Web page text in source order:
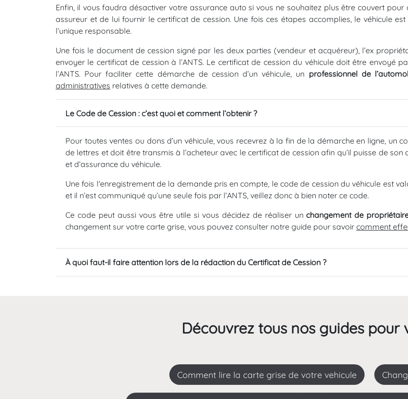
Enfin, il vous faudra désactiver votre assurance auto si vous ne souhaitez plus être couvert
assureur et de lui fournir le certificat de cession. Une fois ces étapes accomplies, le véhicule
l’unique responsable.
Une fois le document de cession signé par les deux parties (vendeur et acquéreur), l’ex
envoyer le certificat de cession à l’ANTS. Le certificat de cession du véhicule doit être envoyé
l’ANTS. Pour faciliter cette démarche de cession d’un véhicule, un professionnel de
administratives relatives à cette demande.
Le Code de Cession : c’est quoi et comment l’obtenir ?
Pour toutes ventes ou dons d’un véhicule, vous recevrez à la fin de la démarche en ligne, un
de lettres et doit être transmis à l’acheteur avec le certificat de cession afin qu’il puisse de
et d’assurance du véhicule.
Une fois l'enregistrement de la demande pris en compte, le code de cession du véhicule est
et il n’est communiqué qu’une seule fois par l’ANTS, veillez donc à bien noter ce code.
Ce code peut aussi vous être utile si vous décidez de réaliser unchangement de
changement sur votre carte grise, vous pouvez consulter notre guide pour savoir comment
À quoi faut-il faire attention lors de la rédaction du Certificat de Cession ?
Découvrez tous nos guides pour
comment lire la carte grise de votre vehicule